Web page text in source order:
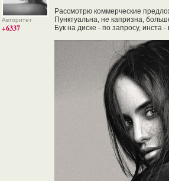
Авторитет
+6337
Рассмотрю коммерческие
Пунктуальна, не капризна,
Бук на диске - по запросу, инста